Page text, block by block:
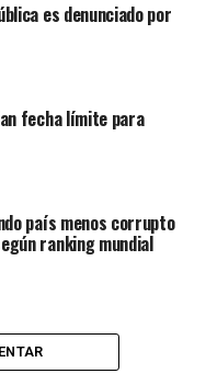
es denunciado por
fecha límite para
país menos corrupto
ranking mundial